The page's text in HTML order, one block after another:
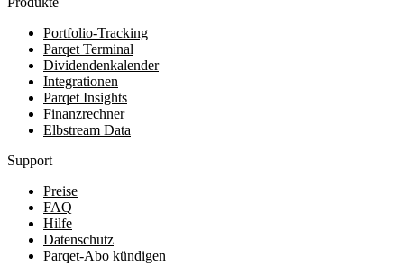
Portfolio-Tracking
Parqet Terminal
Dividendenkalender
Integrationen
Parqet Insights
Finanzrechner
Elbstream Data
Support
Preise
FAQ
Hilfe
Datenschutz
Parqet-Abo kündigen